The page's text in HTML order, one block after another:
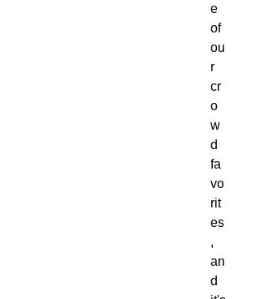
e
of
ou
r
cr
o
w
d
fa
vo
rit
es
,
an
d